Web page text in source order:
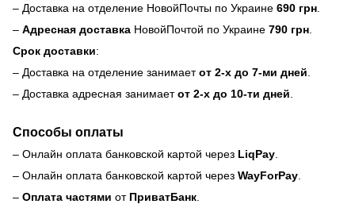
– Доставка на отделение НовойПочты по Украине 690 грн
– Адресная доставка НовойПочтой по Украине 790 грн
Срок доставки:
– Доставка на отделение занимаетот 2-х до 7-ми дней
– Доставка адресная занимаетот 2-х до 10-ти дней
Способы оплаты
– Онлайн оплата банковской картой через LiqPay
– Онлайн оплата банковской картой через WayForPay
– Оплата частями от ПриватБанк